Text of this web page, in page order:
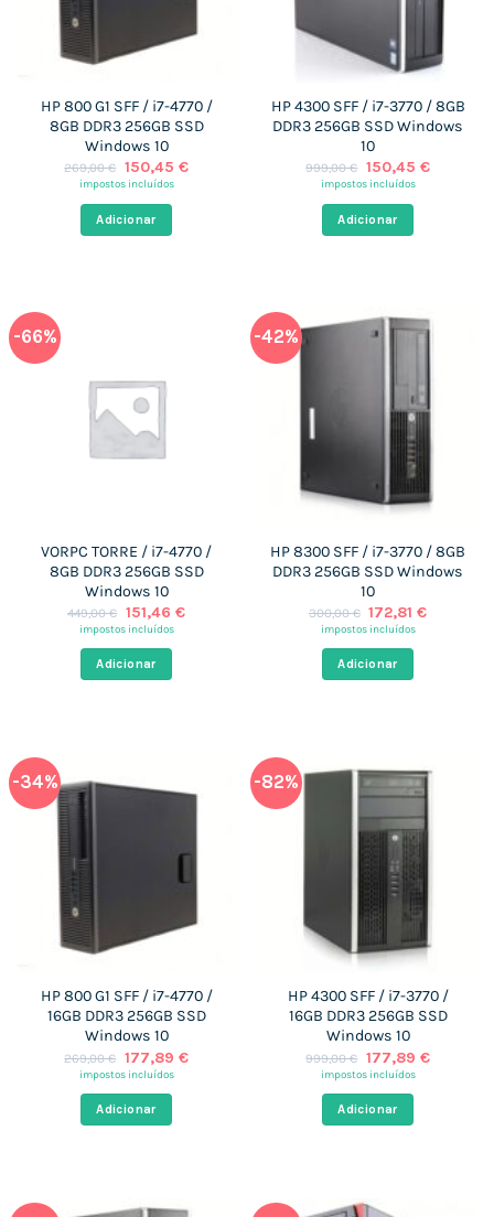
HP 800 G1 SFF / i7-4770 /
8GB DDR3 256GB SSD
Windows 10
269,00€ O
preço
era:
269,00 €.
150,45 €O
impostos incluídos
Adicionar
HP 4300 SFF / i7-3770 / 8GB
DDR3 256GB SSD Windows
10
999,00€ O
preço
era:
999,00 €.
150,45 €O
impostos incluídos
Adicionar
-66%
VORPC TORRE / i7-4770 /
8GB DDR3 256GB SSD
Windows 10
449,00€ O
preço
era:
449,00 €.
151,46 €O
impostos incluídos
Adicionar
-42%
HP 8300 SFF / i7-3770 / 8GB
DDR3 256GB SSD Windows
10
300,00€ O
preço
era:
300,00 €.
172,81€O
impostos incluídos
Adicionar
-34%
HP 800 G1 SFF / i7-4770 /
16GB DDR3 256GB SSD
Windows 10
269,00€ O
preço
era:
269,00 €.
177,89 €O
impostos incluídos
Adicionar
-82%
HP 4300 SFF / i7-3770 /
16GB DDR3 256GB SSD
Windows 10
999,00€ O
preço
era:
999,00 €.
177,89 €O
impostos incluídos
Adicionar